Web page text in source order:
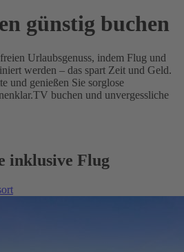
günstig buchen
Urlaubsgenuss, indem Flug und
werden – das spart Zeit und Geld.
und genießen Sie sorglose
buchen und unvergessliche
inklusive Flug